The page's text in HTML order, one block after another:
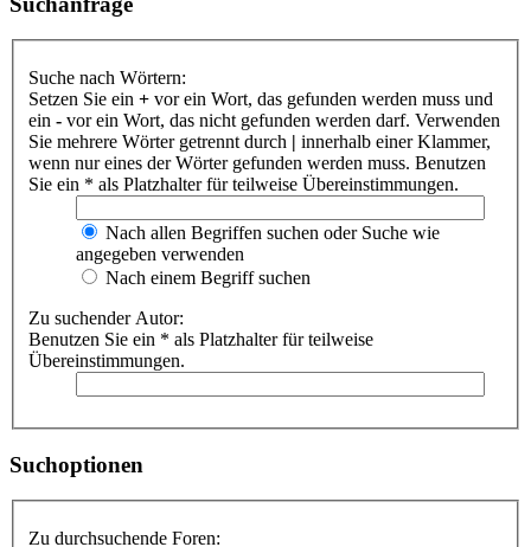
Suche nach Wörtern:
Setzen Sie ein + vor ein Wort, das gefunden werden muss und
ein - vor ein Wort, das nicht gefunden werden darf. Verwenden
Sie mehrere Wörter getrennt durch | innerhalb einer Klammer,
wenn nur eines der Wörter gefunden werden muss. Benutzen
Sie ein * als Platzhalter für teilweise Übereinstimmungen.
Nach allen Begriffen suchen oder Suche wie
angegeben verwenden
Nach einem Begriff suchen
Zu suchender Autor:
Benutzen Sie ein * als Platzhalter für teilweise
Übereinstimmungen.
Suchoptionen
Zu durchsuchende Foren: